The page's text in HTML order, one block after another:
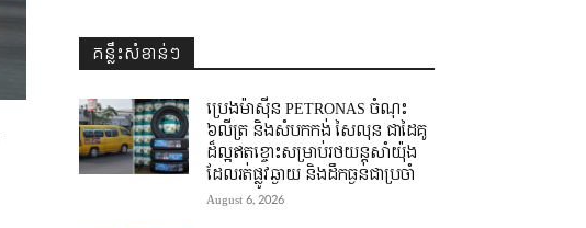
គន្លឹះសំខាន់ៗ
ប្រេងម៉ាស៊ីន PETRONAS ចំណុះ
៦លីត្រ និងសំបកកង់ សៃលុន ជាដៃគូ
ដ៏ល្អឥតខ្ចោះសម្រាប់រថយន្តសាំយ៉ុង
ដែលរត់ផ្លូវឆ្ងាយ និងដឹកធ្ងន់ជាប្រចាំ
August 6, 2026